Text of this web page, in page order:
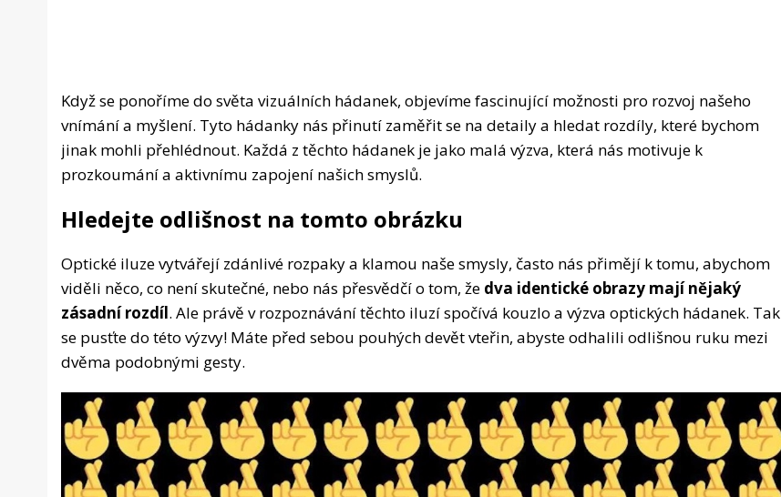
Když se ponoříme do světa vizuálních hádanek, objevíme fascinující možnosti pro rozvoj našeho
vnímání a myšlení. Tyto hádanky nás přinutí zaměřit se na detaily a hledat rozdíly, které bychom
jinak mohli přehlédnout. Každá z těchto hádanek je jako malá výzva, která nás motivuje k
prozkoumání a aktivnímu zapojení našich smyslů.
Hledejte odlišnost na tomto obrázku
Optické iluze vytvářejí zdánlivé rozpaky a klamou naše smysly, často nás přimějí k tomu, abychom
viděli něco, co není skutečné, nebo nás přesvědčí o tom, že dva identické obrazy mají nějaký
zásadní rozdíl. Ale právě v rozpoznávání těchto iluzí spočívá kouzlo a výzva optických hádanek. Tak
se pusťte do této výzvy! Máte před sebou pouhých devět vteřin, abyste odhalili odlišnou ruku mezi
dvěma podobnými gesty.